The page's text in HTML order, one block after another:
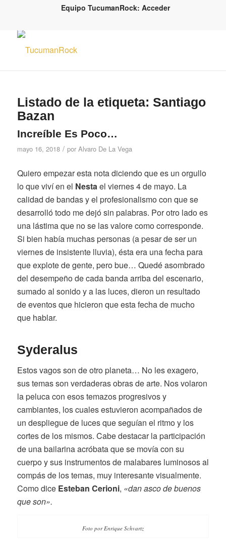
Equipo TucumanRock: Acceder
Listado de la etiqueta: Santiago
Bazan
Increíble Es Poco…
mayo 16, 2018 / por Alvaro De La Vega
Quiero empezar esta nota diciendo que es un orgullo
lo que viví en el Nesta el viernes 4 de mayo. La
calidad de bandas y el profesionalismo con que se
desarrolló todo me dejó sin palabras. Por otro lado es
una lástima que no se las valore como corresponde.
Si bien había muchas personas (a pesar de ser un
viernes de insistente lluvia), ésta era una fecha para
que explote de gente, pero bue… Quedé asombrado
del desempeño de cada banda arriba del escenario,
sumado al sonido y a las luces, dieron un resultado
de eventos que hicieron que esta fecha de mucho
que hablar.
Syderalus
Estos vagos son de otro planeta… No les exagero,
sus temas son verdaderas obras de arte. Nos volaron
la peluca con esos temazos progresivos y
cambiantes, los cuales estuvieron acompañados de
un despliegue de luces que seguían el ritmo y los
cortes de los mismos. Cabe destacar la participación
de una bailarina acróbata que se movía con su
cuerpo y sus instrumentos de malabares luminosos al
compás de los temas, muy interesante visualmente.
Como dice Esteban Cerioni, «dan asco de buenos
que son».
Foto por Enrique Schvartz